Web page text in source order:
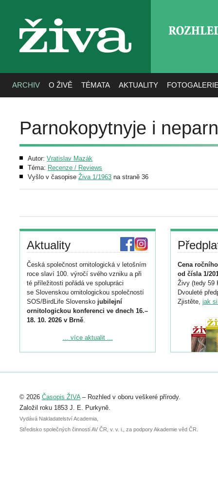
živa
ARCHIV O ŽIVĚ TÉMATA AKTUALITY
Parnokopytnyje i
Autor: Vratislav Mazák
Téma: Recenze / Reviews
Vyšlo v časopise Živa 1/1963 na straně 36
Aktuality
Česká společnost ornitologická v letošním
roce slaví 100. výročí svého vzniku a při
té příležitosti pořádá ve spolupráci
se Slovenskou ornitologickou společností
SOS/BirdLife Slovensko jubilejní
ornitologickou konferenci ve dnech 16.–
18. 10. 2026 v Brně.
Podrobnější informace ke konferenci
Registrovat se můžete do 6. září.
abstraktu přihlášené přednášky nebo
posteru je už 30. června.
... více aktualit ...
Cena
od čísla 1/
Živy (tedy 59
Dvouleté
Zjistěte, jak
© 2026 Časopis ŽIVA– Rozhled v oboru veškeré přírody.
Založil roku 1853 J. E. Purkyně.
Vydává Nakladatelství Academia,
Středisko společných činností AV ČR, v. v. i., za podpory Akademie věd ČR.